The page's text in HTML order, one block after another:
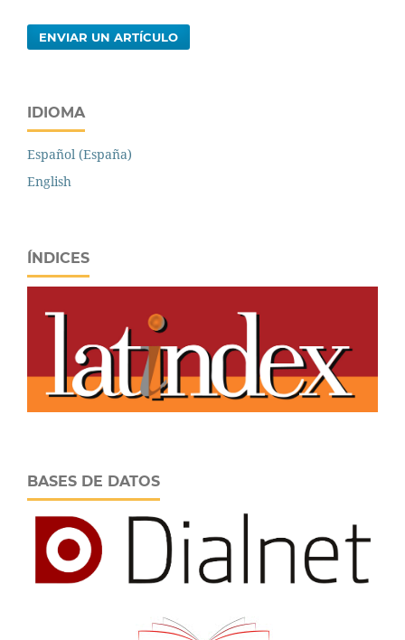
ENVIAR UN ARTÍCULO
IDIOMA
Español (España)
English
ÍNDICES
BASES DE DATOS